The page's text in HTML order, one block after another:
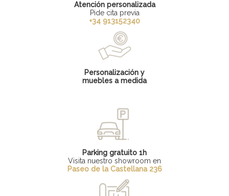
Atención personalizada
Pide cita previa
+34 913152340
Personalización y
muebles a medida
Parking gratuito 1h
Visita nuestro showroom en
Paseo de la Castellana 236